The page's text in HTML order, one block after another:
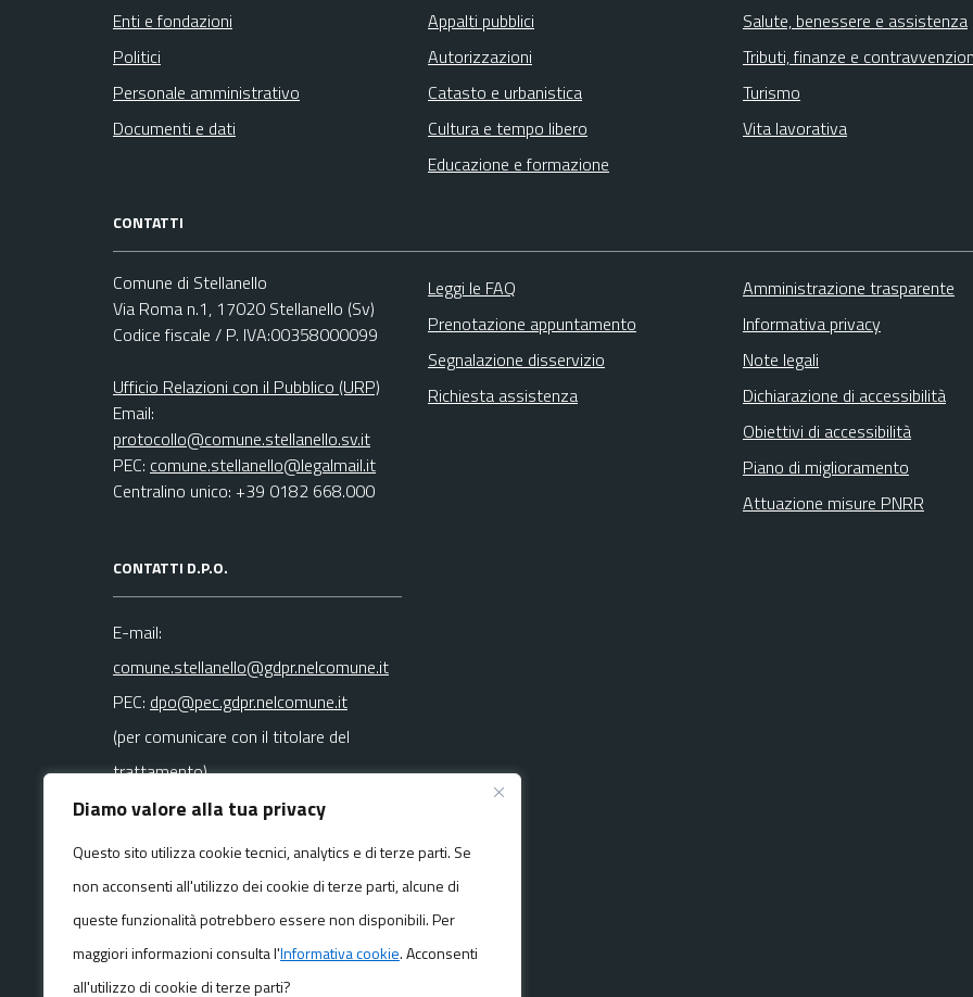
Diamo valore alla tua privacy
Questo sito utilizza cookie tecnici, analytics e di terze parti. Se
non acconsenti all'utilizzo dei cookie di terze parti, alcune di
queste funzionalità potrebbero essere non disponibili. Per
maggiori informazioni consulta l'Informativa cookie. Acconsenti
all'utilizzo di cookie di terze parti?
Enti e fondazioni
Politici
Personale amministrativo
Documenti e dati
Appalti pubblici
Autorizzazioni
Catasto e urbanistica
Cultura e tempo libero
Educazione e formazione
Salute, benessere e assistenza
Tributi, finanze e
Turismo
Vita lavorativa
CONTATTI
Comune di Stellanello
Via Roma n.1, 17020 Stellanello (Sv)
Codice fiscale / P. IVA:00358000099
Ufficio Relazioni con il Pubblico (URP)
Email:
protocollo@comune.stellanello.sv.it
PEC: comune.stellanello@legalmail.it
Centralino unico: +39 0182 668.000
CONTATTI D.P.O.
E-mail:
comune.stellanello@gdpr.nelcomune.it
PEC: dpo@pec.gdpr.nelcomune.it
(per comunicare con il titolare del
trattamento)
La mail del DPO va usata SOLO per
questioni
riguardanti la privacy
Leggi le FAQ
Prenotazione appuntamento
Segnalazione disservizio
Richiesta assistenza
Amministrazione trasparente
Informativa privacy
Note legali
Dichiarazione di accessibilità
Obiettivi di accessibilità
Piano di miglioramento
Attuazione misure PNRR